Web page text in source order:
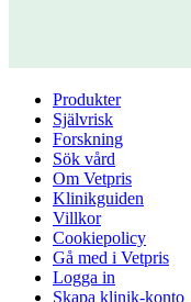
Produkter
Självrisk
Forskning
Sök vård
Om Vetpris
Klinikguiden
Villkor
Cookiepolicy
Gå med i Vetpris
Logga in
Skapa klinik-konto